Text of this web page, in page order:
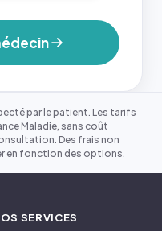
par le patient. Les tarifs
Maladie, sans coût
Des frais non
en fonction des options.
SERVICES